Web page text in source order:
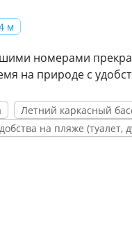
м
номерами
на природе с
Летний каркасный
на пляже (туалет,